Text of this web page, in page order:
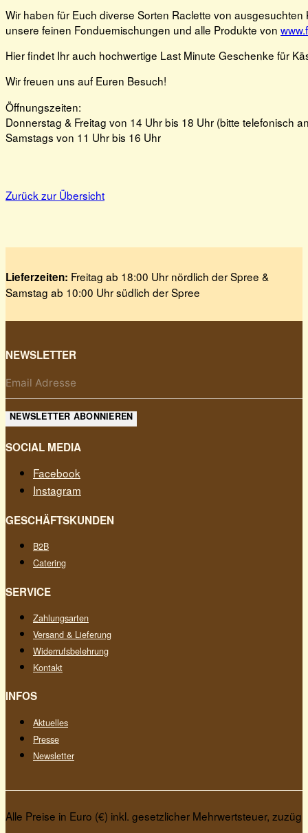
Wir haben für Euch diverse Sorten Raclette von
unsere feinen Fonduemischungen und alle Produkte von
Hier findet Ihr auch hochwertige Last Minute Geschenke für
Wir freuen uns auf Euren Besuch!
Öffnungszeiten:
Donnerstag & Freitag von 14 Uhr bis 18 Uhr (bitte telefonisch
Samstags von 11 Uhr bis 16 Uhr
Zurück zur Übersicht
Lieferzeiten: Freitag ab 18:00 Uhr nördlich der Spree &
Samstag ab 10:00 Uhr südlich der Spree
NEWSLETTER
NEWSLETTER ABONNIEREN
SOCIAL MEDIA
Facebook
Instagram
GESCHÄFTSKUNDEN
B2B
Catering
SERVICE
Zahlungsarten
Versand & Lieferung
Widerrufsbelehrung
Kontakt
INFOS
Aktuelles
Presse
Newsletter
Alle Preise in Euro (€) inkl. gesetzlicher Mehrwertsteuer,